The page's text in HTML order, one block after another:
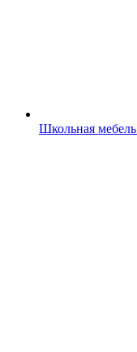
Школьная мебель